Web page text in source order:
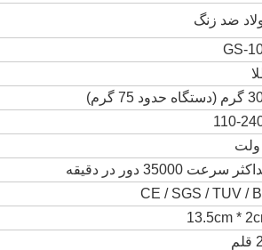
ضد زنگ
GS-
حدود 75 گرم)
110-
سرعت 35000 دور در دقیقه
CE / SGS / TUV /
13.5cm *